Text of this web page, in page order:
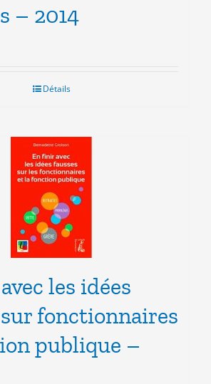
– 2014
Détails
les idées
fonctionnaires
publique –